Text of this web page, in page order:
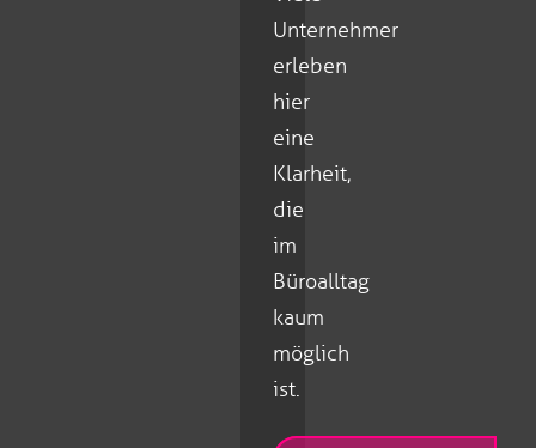
Unternehmer
erleben
hier
eine
Klarheit,
die
im
Büroalltag
kaum
möglich
ist.